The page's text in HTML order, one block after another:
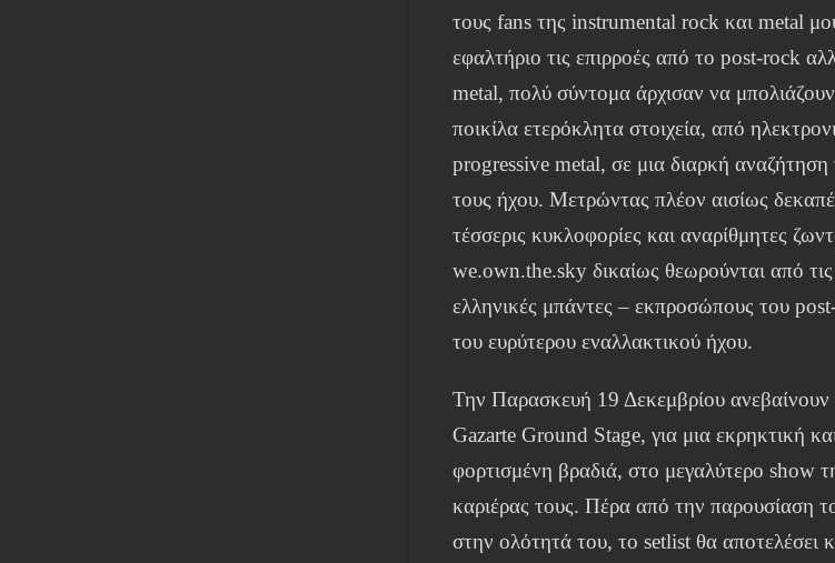
τους fans της instrumental rock και metal
εφαλτήριο τις επιρροές από το post-rock
metal, πολύ σύντομα άρχισαν να
ποικίλα ετερόκλητα στοιχεία, από
progressive metal, σε μια διαρκή
τους ήχου. Μετρώντας πλέον αισίως
τέσσερις κυκλοφορίες και αναρίθμητες
we.own.the.sky δικαίως θεωρούνται από
ελληνικές μπάντες – εκπροσώπους του
του ευρύτερου εναλλακτικού ήχου.
Την Παρασκευή 19 Δεκεμβρίου
Gazarte Ground Stage, για μια εκρηκτική
φορτισμένη βραδιά, στο μεγαλύτερο show
καριέρας τους. Πέρα από την παρουσίαση
στην ολότητά του, το setlist θα αποτελέσει